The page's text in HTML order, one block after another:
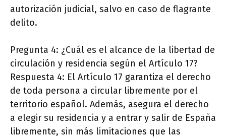
autorización judicial, salvo en caso de flagrante
delito.
Pregunta 4: ¿Cuál es el alcance de la libertad de
circulación y residencia según el Artículo 17?
Respuesta 4: El Artículo 17 garantiza el derecho
de toda persona a circular libremente por el
territorio español. Además, asegura el derecho
a elegir su residencia y a entrar y salir de España
libremente, sin más limitaciones que las